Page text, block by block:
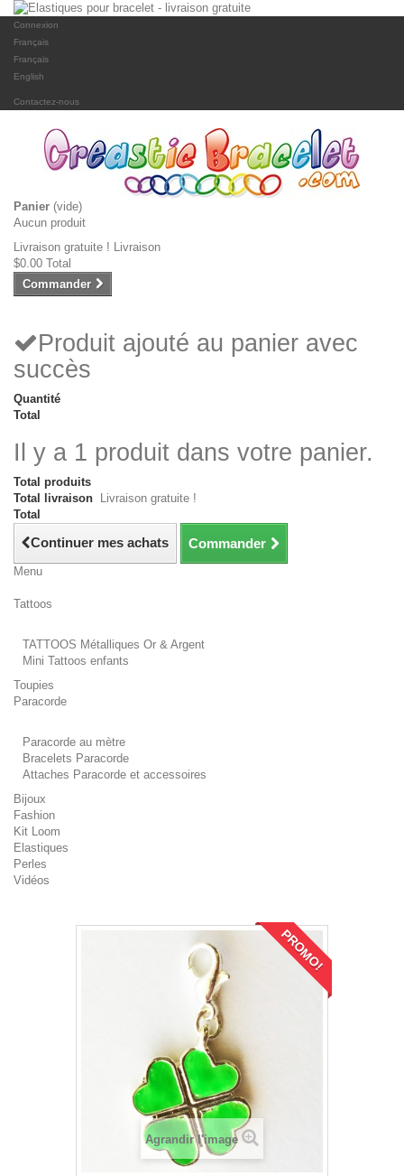
Connexion
Français
Français
English
Contactez-nous
Panier (vide)
Aucun produit
Livraison gratuite ! Livraison
$0.00 Total
Commander
Produit ajouté au panier avec
succès
Quantité
Total
Il y a 1 produit dans votre panier.
Total produits
Total livraison
Livraison gratuite !
Total
Continuer mes achats Commander
Menu
Tattoos
TATTOOS Métalliques Or & Argent
Mini Tattoos enfants
Toupies
Paracorde
Paracorde au mètre
Bracelets Paracorde
Attaches Paracorde et accessoires
Bijoux
Fashion
Kit Loom
Elastiques
Perles
Vidéos
PROMO!
Agrandir l'image